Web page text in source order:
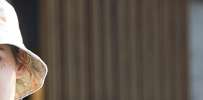
３．收到繳費通知簡訊後14天內，點擊此簡訊中的連
／ATM／網路銀行／等多元方式進行付款，方視為交易
※ 請注意：結帳手續完成當下不需立刻繳費，但若您
絡購買商品的店家。未經商家同意取消之訂單仍視為有
先享後付繳納相關費用。
※ 交易是否成功請以「AFTEE先享後付 」之結帳頁面
是否繳費成功／繳費後需取消欲退款等相關疑問，請
付客戶支援中心」
付款後全家超商取貨
每筆NT$100，滿NT$2,000(含以上)免運費
7-11超商取貨付款
每筆NT$100，滿NT$2,000(含以上)免運費